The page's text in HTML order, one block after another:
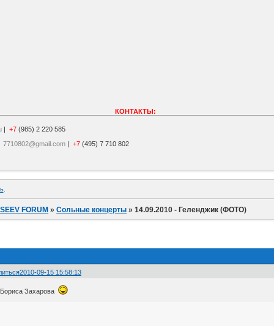
КОНТАКТЫ:
| +7 (985) 2 220 585
7710802@gmail.com | +7 (495) 7 710 802
.
FORUM »Сольные концерты »14.09.2010 - Геленджик (ФОТО)
2010-09-15 15:58:13
Захарова